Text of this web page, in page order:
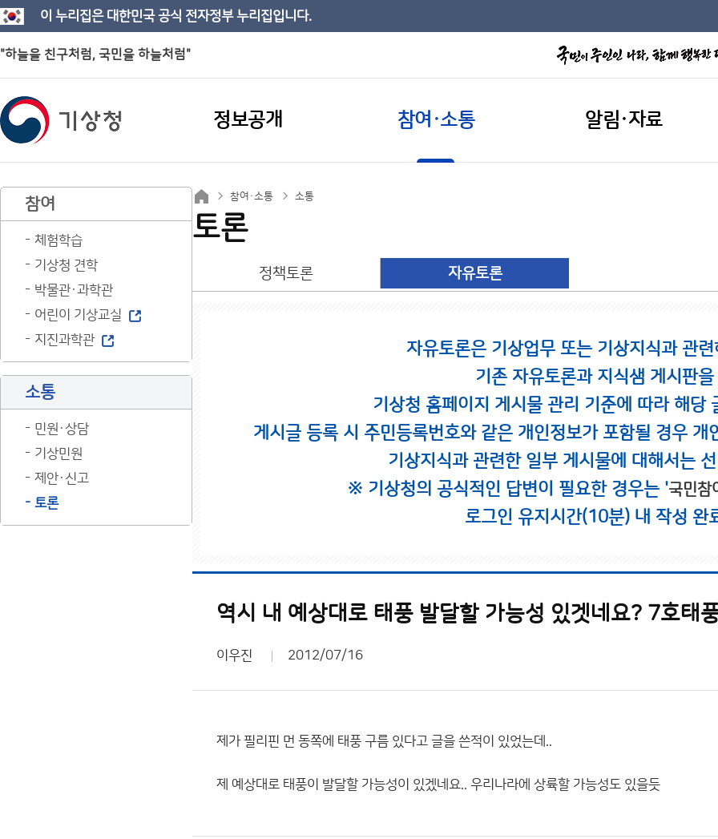
이 누리집은 대한민국 공식 전자정부 누리집입니다.
"하늘을 친구처럼, 국민을 하늘처럼"
정보공개 참여·소통 알림·자료
참여
체험학습
기상청 견학
박물관·과학관
어린이 기상교실
지진과학관
소통
민원·상담
기상민원
제안·신고
토론
참여·소통 소통
토론
정책토론 자유토론
자유토론은 기상업무 또는 기상지식과 관
기존 자유토론과 지식샘 게시판
기상청 홈페이지 게시물 관리 기준에 따라 해당
게시글 등록 시 주민등록번호와 같은 개인정보가 포함될 경우
기상지식과 관련한 일부 게시물에 대해서는
※ 기상청의 공식적인 답변이 필요한 경우는 '국민참
로그인 유지시간(10분) 내 작성 완
역시 내 예상대로 태풍 발달할 가능성 있겟네요? 7호태
이우진 2012/07/16
제가 필리핀 먼 동쪽에 태풍 구름 있다고 글을 쓴적이 있었는데..
제 예상대로 태풍이 발달할 가능성이 있겠네요.. 우리나라에 상륙할 가능성도 있을듯